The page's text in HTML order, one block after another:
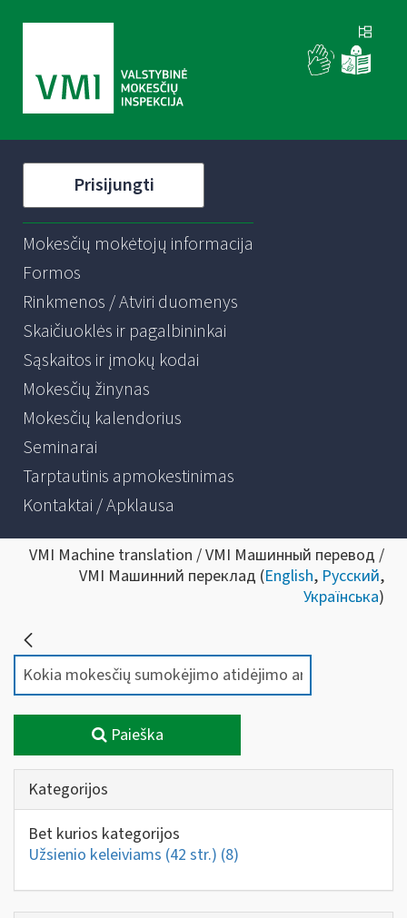
Prisijungti
Mokesčių mokėtojų informacija
Formos
Rinkmenos / Atviri duomenys
Skaičiuoklės ir pagalbininkai
Sąskaitos ir įmokų kodai
Mokesčių žinynas
Mokesčių kalendorius
Seminarai
Tarptautinis apmokestinimas
Kontaktai / Apklausa
VMI Machine translation / VMI Машинный перевод /
VMI Машинний переклад (English, Русский,
Українська)
Paieška
Kategorijos
Bet kurios kategorijos
Užsienio keleiviams (42 str.) (8)